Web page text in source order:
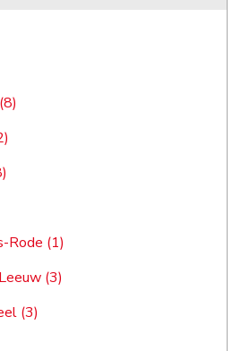
Rode (1)
(3)
(3)